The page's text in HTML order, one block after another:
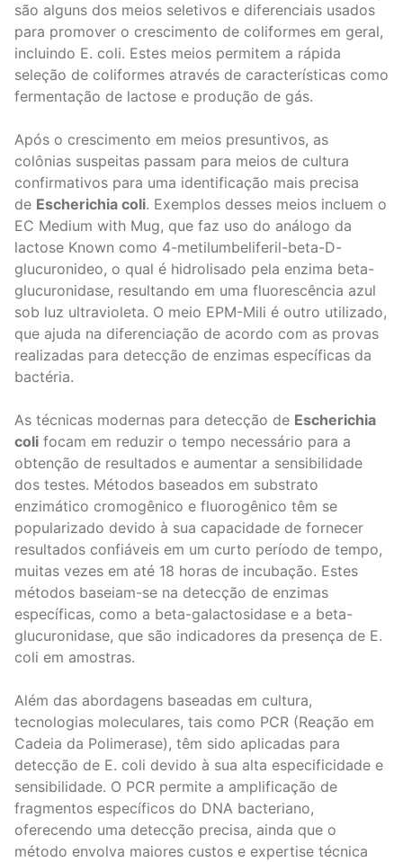
são alguns dos meios seletivos e diferenciais usados
para promover o crescimento de coliformes em geral,
incluindo E. coli. Estes meios permitem a rápida
seleção de coliformes através de características como
fermentação de lactose e produção de gás.
Após o crescimento em meios presuntivos, as
colônias suspeitas passam para meios de cultura
confirmativos para uma identificação mais precisa
de Escherichia coli. Exemplos desses meios incluem o
EC Medium with Mug, que faz uso do análogo da
lactose Known como 4-metilumbeliferil-beta-D-
glucuronideo, o qual é hidrolisado pela enzima beta-
glucuronidase, resultando em uma fluorescência azul
sob luz ultravioleta. O meio EPM-Mili é outro utilizado,
que ajuda na diferenciação de acordo com as provas
realizadas para detecção de enzimas específicas da
bactéria.
As técnicas modernas para detecção de Escherichia
coli focam em reduzir o tempo necessário para a
obtenção de resultados e aumentar a sensibilidade
dos testes. Métodos baseados em substrato
enzimático cromogênico e fluorogênico têm se
popularizado devido à sua capacidade de fornecer
resultados confiáveis em um curto período de tempo,
muitas vezes em até 18 horas de incubação. Estes
métodos baseiam-se na detecção de enzimas
específicas, como a beta-galactosidase e a beta-
glucuronidase, que são indicadores da presença de E.
coli em amostras.
Além das abordagens baseadas em cultura,
tecnologias moleculares, tais como PCR (Reação em
Cadeia da Polimerase), têm sido aplicadas para
detecção de E. coli devido à sua alta especificidade e
sensibilidade. O PCR permite a amplificação de
fragmentos específicos do DNA bacteriano,
oferecendo uma detecção precisa, ainda que o
método envolva maiores custos e expertise técnica